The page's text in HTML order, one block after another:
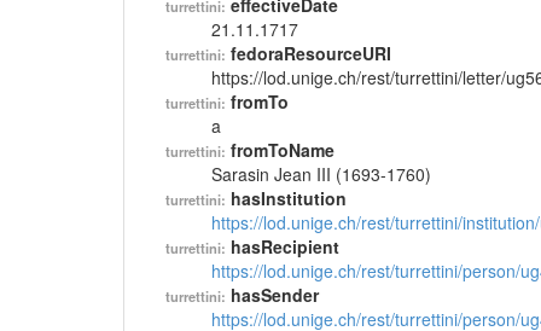
turrettini: effectiveDate
21.11.1717
turrettini: fedoraResourceURI
https://lod.unige.ch/rest/turrettini/letter/
turrettini: fromTo
a
turrettini: fromToName
Sarasin Jean III (1693-1760)
turrettini: hasInstitution
https://lod.unige.ch/rest/turrettini/
turrettini: hasRecipient
https://lod.unige.ch/rest/turrettini/person/
turrettini: hasSender
https://lod.unige.ch/rest/turrettini/person/